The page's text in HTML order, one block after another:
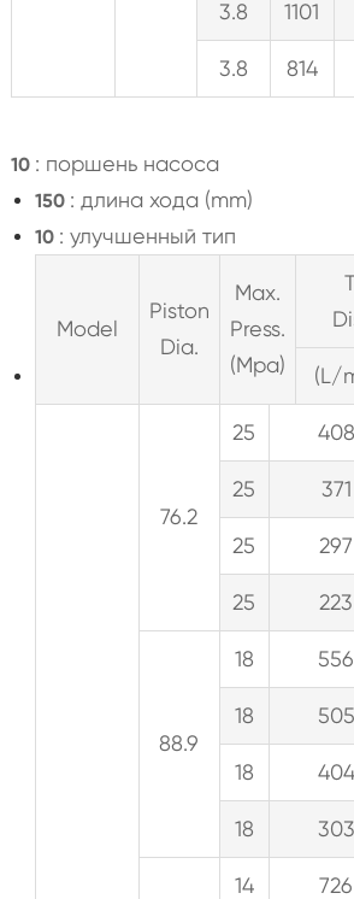
3.8 1101
3.8 814
10 : поршень насоса
150 : длина хода (mm)
10 : улучшенный тип
Model
Piston
Dia.
Max.
Press.
(Mpa)
(L/
76.2
25 408
25 371
25 297
25 223
88.9
18 556
18 505
18 404
18 303
14 726